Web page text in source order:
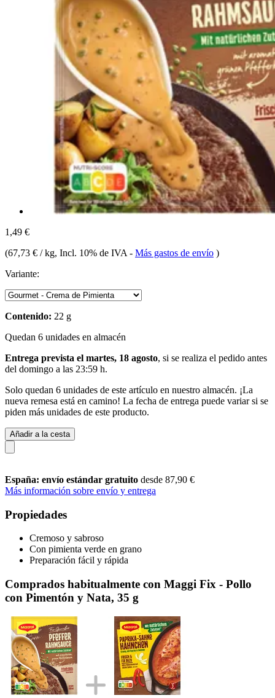
1,49 €
(67,73 € / kg, Incl. 10% de IVA - Más gastos de envío )
Variante:
Contenido: 22 g
Quedan 6 unidades en almacén
Entrega prevista el martes, 18 agosto, si se realiza el pedido antes
del domingo a las 23:59 h.
Solo quedan 6 unidades de este artículo en nuestro almacén. ¡La
nueva remesa está en camino! La fecha de entrega puede variar si se
piden más unidades de este producto.
Añadir a la cesta
España: envío estándar gratuito desde 87,90 €
Más información sobre envío y entrega
Propiedades
Cremoso y sabroso
Con pimienta verde en grano
Preparación fácil y rápida
Comprados habitualmente con Maggi Fix - Pollo
con Pimentón y Nata, 35 g